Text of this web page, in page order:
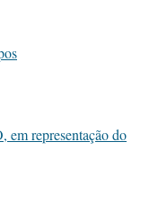
representação do